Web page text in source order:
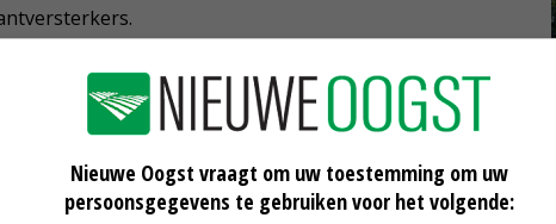
Nieuwe Oogst vraagt om uw toestemming om uw
persoonsgegevens te gebruiken voor het volgende: